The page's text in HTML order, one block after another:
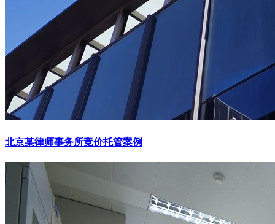
北京某律师事务所竞价托管案例